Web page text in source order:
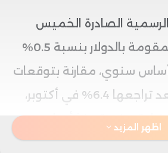
الرسمية الصادرة الخميس
ارتفاع الصادرات المقومة بالدولار بنسبة 0.5%
سنوي، مقارنة بتوقعات
انخفاضها 1.1%، بعد تراجعها 6.4% في أكتوبر،
سنوية منذ أبريل
اظهر المزيد